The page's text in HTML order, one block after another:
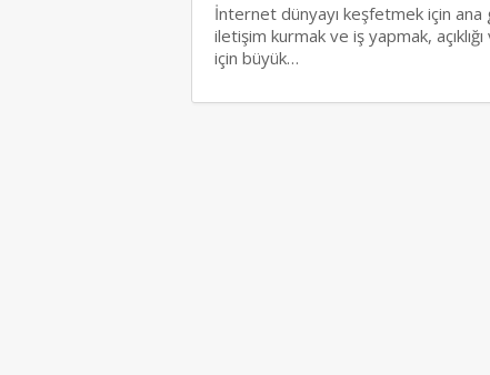
İnternet dünyayı keşfetmek için ana
iletişim kurmak ve iş yapmak, açıklığı
için büyük…